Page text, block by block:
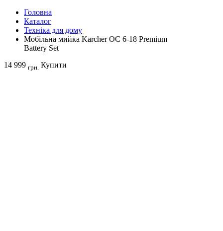
Головна
Каталог
Техніка для дому
Мобільна мийка Karcher OC 6-18 Premium
Battery Set
14 999 грн. Купити